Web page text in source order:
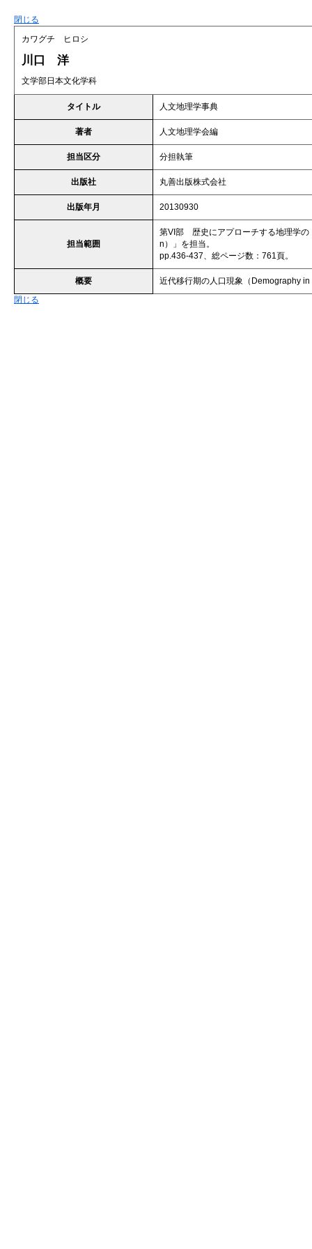
閉じる
カワグチ ヒロシ
川口 洋
文学部日本文化学科
タイトル 人文地理学事典
著者 人文地理学会編
担当区分 分担執筆
出版社 丸善出版株式会社
出版年月 20130930
担当範囲
第VI部 歴史にアプローチする地理学の
n）」を担当。
pp.436-437、総ページ数：761頁。
概要
近代移行期の人口現象（Demography
閉じる